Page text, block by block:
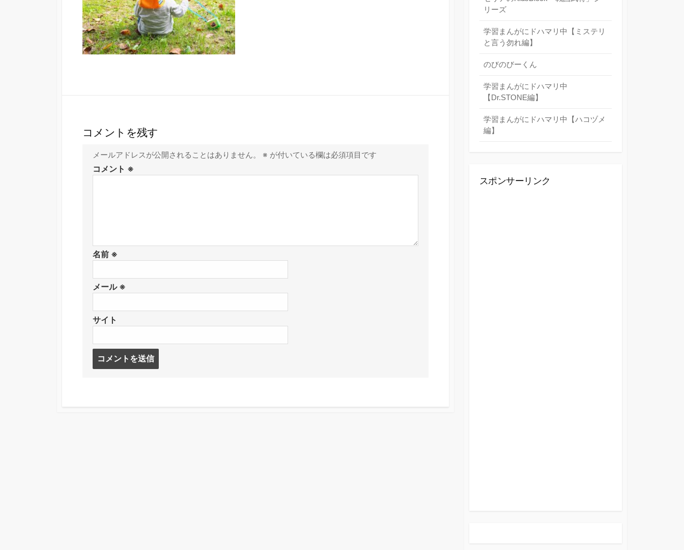
コメントを残す
メールアドレスが公開されることはありません。 ※ が付いている欄は必須項目です
コメント ※
名前 ※
メール ※
サイト
リーズ
学習まんがにドハマリ中【ミステリ
と言う勿れ編】
のびのびーくん
学習まんがにドハマリ中
【Dr.STONE編】
学習まんがにドハマリ中【ハコヅメ
編】
スポンサーリンク